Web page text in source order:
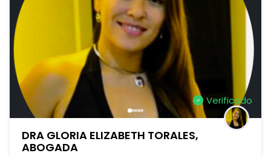
Verificado
DRA GLORIA ELIZABETH TORALES,
ABOGADA